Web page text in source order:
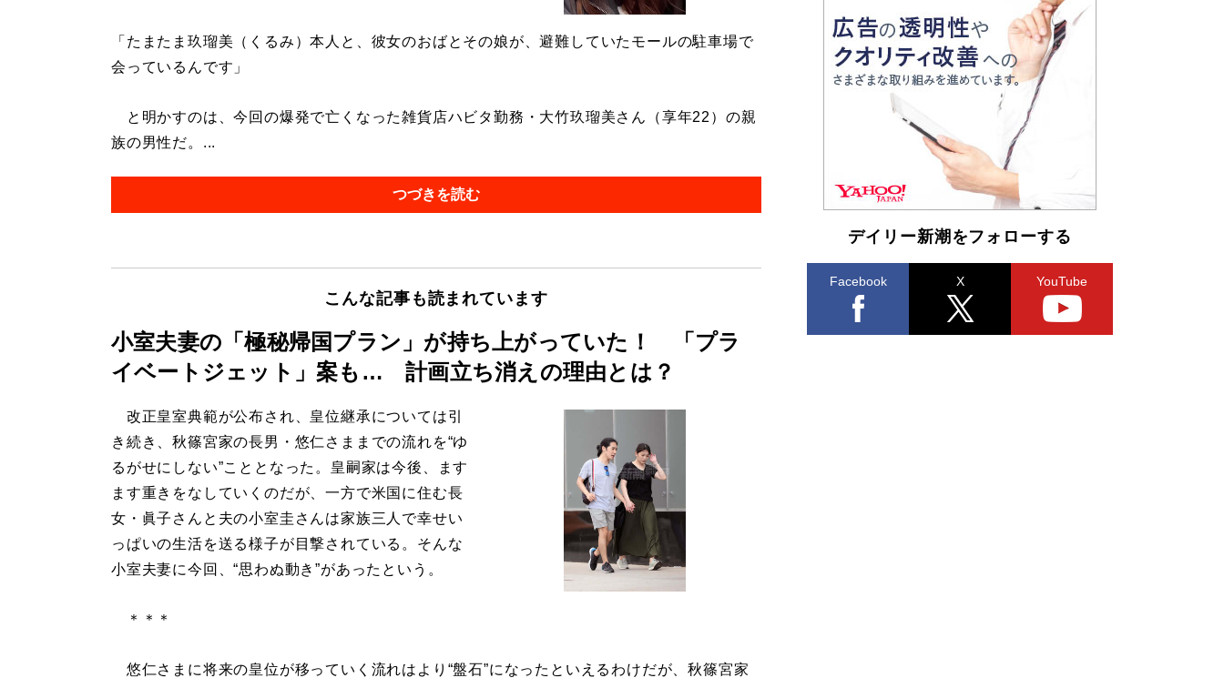
「たまたま玖瑠美（くるみ）本人と、彼女のおばとその娘が、避難していたモールの駐車場で
会っているんです」
と明かすのは、今回の爆発で亡くなった雑貨店ハビタ勤務・大竹玖瑠美さん（享年22）の親
族の男性だ。...
つづきを読む
こんな記事も読まれています
小室夫妻の「極秘帰国プラン」が持ち上がっていた！ 「プラ
イベートジェット」案も… 計画立ち消えの理由とは？
改正皇室典範が公布され、皇位継承については引
き続き、秋篠宮家の長男・悠仁さままでの流れを“ゆ
るがせにしない”こととなった。皇嗣家は今後、ます
ます重きをなしていくのだが、一方で米国に住む長
女・眞子さんと夫の小室圭さんは家族三人で幸せい
っぱいの生活を送る様子が目撃されている。そんな
小室夫妻に今回、“思わぬ動き”があったという。
＊＊＊
悠仁さまに将来の皇位が移っていく流れはより“盤石”になったといえるわけだが、秋篠宮家
「宇宙兄弟」最終46巻がベストセラー1位 宇宙
開発への関心を押し上げた18年の物語に幕 特装
版には「宇宙で描かれたマンガ」も収録
Book Bang
友近氏、絶賛！ 鎌倉を舞台に、孤独を抱えた
人々が新たな一歩を踏み出す連作短篇集『海のほ
とりのプラネット』試し読み
Book Bang
デイリー新潮をフォローする
Facebook X YouTube